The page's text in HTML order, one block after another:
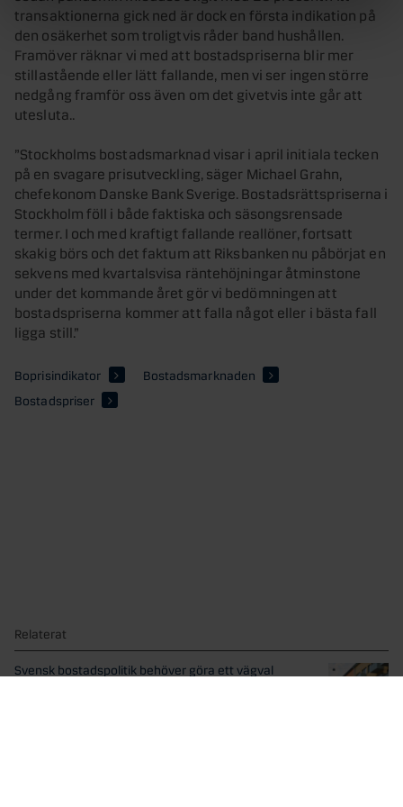
transaktionerna gick ned är dock en första indikation på
den osäkerhet som troligtvis råder band hushållen.
Framöver räknar vi med att bostadspriserna blir mer
stillastående eller lätt fallande, men vi ser ingen större
nedgång framför oss även om det givetvis inte går att
utesluta..
”Stockholms bostadsmarknad visar i april initiala tecken
på en svagare prisutveckling, säger Michael Grahn,
chefekonom Danske Bank Sverige. Bostadsrättspriserna i
Stockholm föll i både faktiska och säsongsrensade
termer. I och med kraftigt fallande reallöner, fortsatt
skakig börs och det faktum att Riksbanken nu påbörjat en
sekvens med kvartalsvisa räntehöjningar åtminstone
under det kommande året gör vi bedömningen att
bostadspriserna kommer att falla något eller i bästa fall
ligga still.”
Boprisindikator
Bostadsmarknaden
Bostadspriser
Relaterat
Svensk bostadspolitik behöver göra ett vägval